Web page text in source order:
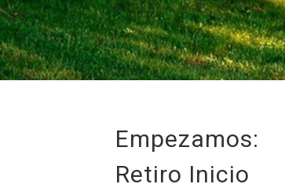
Empezamos:
Retiro Inicio